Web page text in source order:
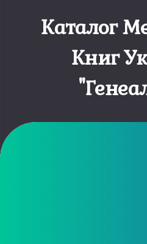
Каталог
Книг